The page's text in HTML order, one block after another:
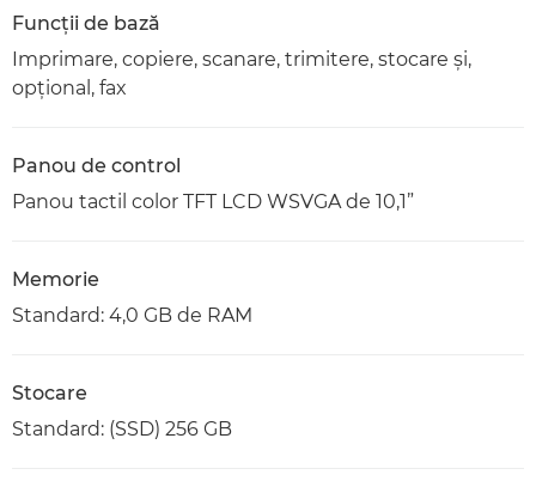
Funcţii de bază
Imprimare, copiere, scanare, trimitere, stocare şi,
opţional, fax
Panou de control
Panou tactil color TFT LCD WSVGA de 10,1”
Memorie
Standard: 4,0 GB de RAM
Stocare
Standard: (SSD) 256 GB